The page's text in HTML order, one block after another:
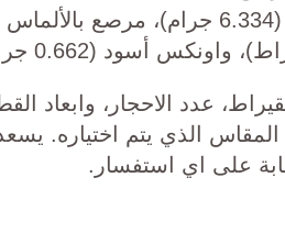
ذهب أبيض عيار 18 (6.334 جرام)،
عدد الاحجار، وابعاد
الذي يتم اختياره.
على اي استفسار.